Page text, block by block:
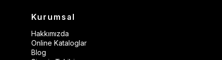
Kurumsal
Hakkımızda
Online Kataloglar
Blog